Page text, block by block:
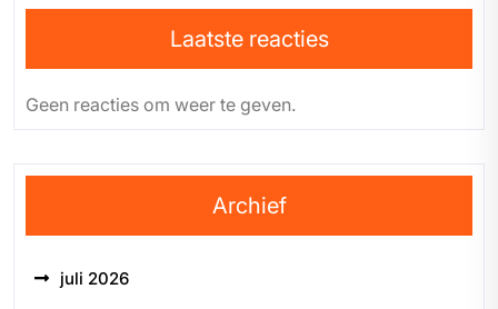
Laatste reacties
Geen reacties om weer te geven.
Archief
juli 2026